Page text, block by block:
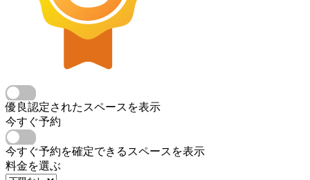
優良認定されたスペースを表示
今すぐ予約
今すぐ予約を確定できるスペースを表示
料金を選ぶ